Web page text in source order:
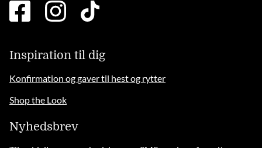
facebook
square
instagramtiktok
Inspiration til dig
Konfirmation og gaver til hest og rytter
Shop the Look
Nyhedsbrev